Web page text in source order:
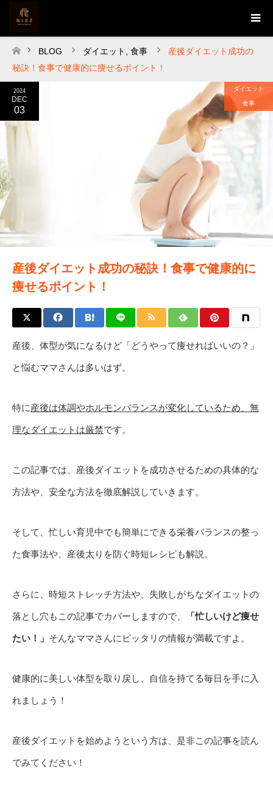
ホーム
BLOG ダイエット 食事
産後ダイエット成功の
秘訣！食事で健康的に痩せるポイント！
2024
DEC
03
ダイエット
食事
産後ダイエット成功の秘訣！食事で健康的に
痩せるポイント！
産後、体型が気になるけど「どうやって痩せればいいの？」
と悩むママさんは多いはず。
特に産後は体調やホルモンバランスが変化しているため、無
理なダイエットは厳禁です。
この記事では、産後ダイエットを成功させるための具体的な
方法や、安全な方法を徹底解説していきます。
そして、忙しい育児中でも簡単にできる栄養バランスの整っ
た食事法や、産後太りを防ぐ時短レシピも解説。
さらに、時短ストレッチ方法や、失敗しがちなダイエットの
落とし穴もこの記事でカバーしますので、 「忙しいけど痩せ
たい！」 そんなママさんにピッタリの情報が満載ですよ。
健康的に美しい体型を取り戻し、自信を持てる毎日を手に入
れましょう！
産後ダイエットを始めようという方は、是非この記事を読ん
でみてください！